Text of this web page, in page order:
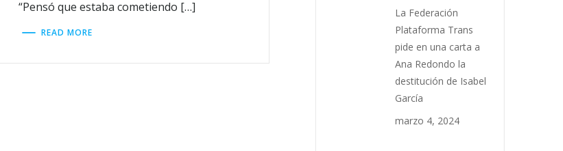
“Pensó que estaba cometiendo […]
READ MORE
La Federación
Plataforma Trans
pide en una carta a
Ana Redondo la
destitución de Isabel
García
marzo 4, 2024